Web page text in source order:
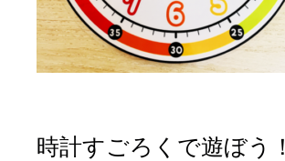
時計すごろくで遊ぼう！